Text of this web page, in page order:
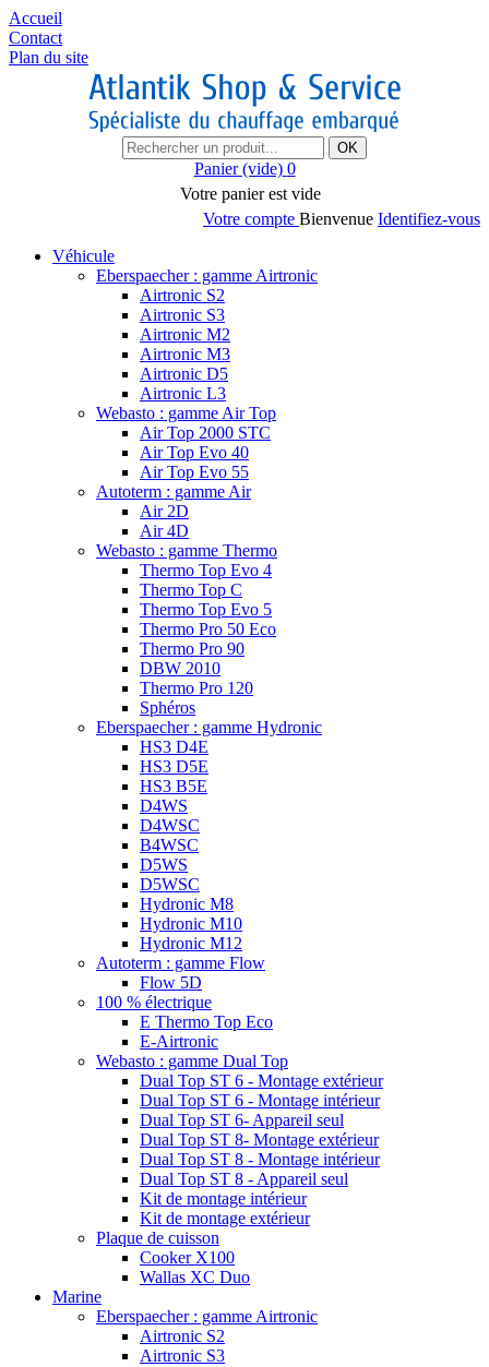
Accueil
Contact
Plan du site
OK
Panier (vide) 0
Votre panier est vide
Votre compte Bienvenue Identifiez-vous
Véhicule
Eberspaecher : gamme Airtronic
Airtronic S2
Airtronic S3
Airtronic M2
Airtronic M3
Airtronic D5
Airtronic L3
Webasto : gamme Air Top
Air Top 2000 STC
Air Top Evo 40
Air Top Evo 55
Autoterm : gamme Air
Air 2D
Air 4D
Webasto : gamme Thermo
Thermo Top Evo 4
Thermo Top C
Thermo Top Evo 5
Thermo Pro 50 Eco
Thermo Pro 90
DBW 2010
Thermo Pro 120
Sphéros
Eberspaecher : gamme Hydronic
HS3 D4E
HS3 D5E
HS3 B5E
D4WS
D4WSC
B4WSC
D5WS
D5WSC
Hydronic M8
Hydronic M10
Hydronic M12
Autoterm : gamme Flow
Flow 5D
100 % électrique
E Thermo Top Eco
E-Airtronic
Webasto : gamme Dual Top
Dual Top ST 6 - Montage extérieur
Dual Top ST 6 - Montage intérieur
Dual Top ST 6- Appareil seul
Dual Top ST 8- Montage extérieur
Dual Top ST 8 - Montage intérieur
Dual Top ST 8 - Appareil seul
Kit de montage intérieur
Kit de montage extérieur
Plaque de cuisson
Cooker X100
Wallas XC Duo
Marine
Eberspaecher : gamme Airtronic
Airtronic S2
Airtronic S3